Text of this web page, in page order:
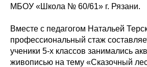
МБОУ «Школа № 60/61» г. Рязани.
Вместе с педагогом Натальей
профессиональный стаж
ученики 5-х классов занимались
живописью на тему «Сказочный